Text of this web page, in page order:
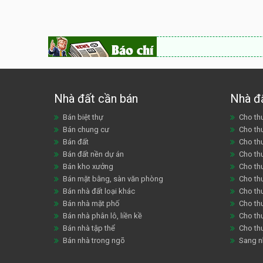
Nhà đất cần bán
Bán biệt thự
Bán chung cư
Bán đất
Bán đất nền dự án
Bán kho xưởng
Bán mặt bằng, sàn văn phòng
Bán nhà đất loại khác
Bán nhà mặt phố
Bán nhà phân lô, liền kề
Bán nhà tập thể
Bán nhà trong ngõ
Nhà
Cho
Cho
Cho
Cho
Cho
Cho
Cho
Cho
Cho
Cho
Sang